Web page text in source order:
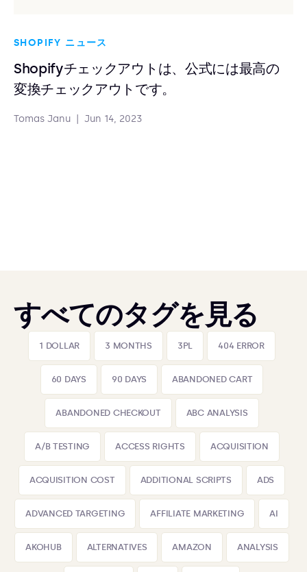
SHOPIFY ニュース
Shopifyチェックアウトは、公式には最高の
変換チェックアウトです。
Tomas Janu Jun 14, 2023
すべてのタグを見る
1 DOLLAR 3 MONTHS 3PL 404 ERROR
60 DAYS 90 DAYS ABANDONED CART
ABANDONED CHECKOUT ABC ANALYSIS
A/B TESTING ACCESS RIGHTS ACQUISITION
ACQUISITION COST ADDITIONAL SCRIPTS ADS
ADVANCED TARGETING AFFILIATE MARKETING AI
AKOHUB ALTERNATIVES AMAZON ANALYSIS